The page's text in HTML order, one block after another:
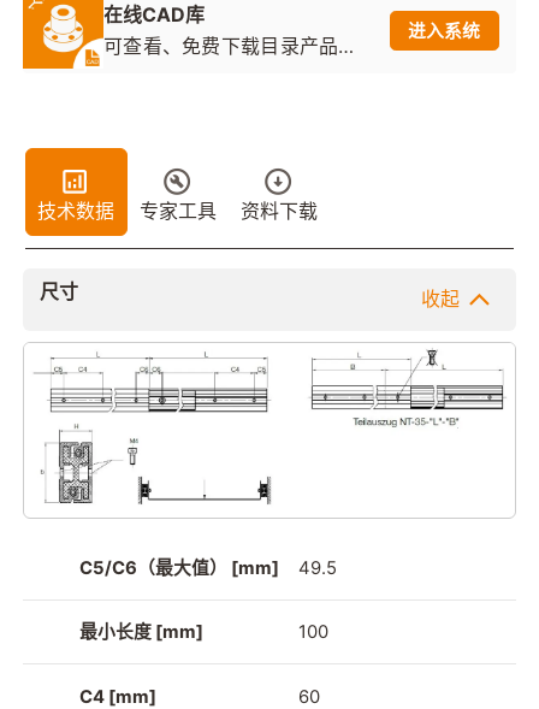
在线CAD库
可查看、免费下载目录产品的2
进入系统
技术数据 专家工具 资料下载
尺寸 收起
C5/C6（最大值） [mm] 49.5
最小长度 [mm] 100
C4 [mm] 60